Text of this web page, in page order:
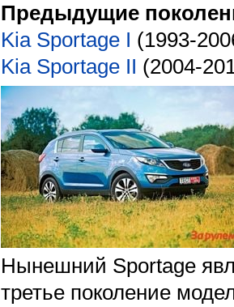
Предыдущие
Kia Sportage I (1993-
Kia Sportage II (2004-
Нынешний Sportage
третье поколение